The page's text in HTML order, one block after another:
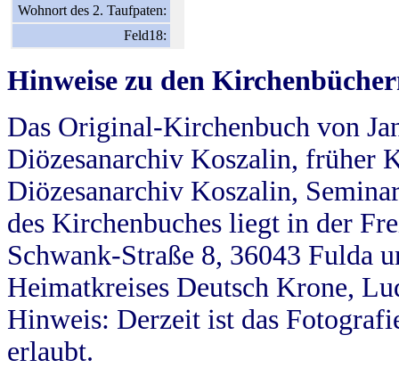
Wohnort des 2. Taufpaten:
Feld18:
Hinweise zu den
Das Original-Kirchenbuch von
Diözesanarchiv Koszalin, früher
Diözesanarchiv Koszalin,
des Kirchenbuches liegt in der
Schwank-Straße 8, 36043 Fulda
Heimatkreises Deutsch Krone,
Hinweis: Derzeit ist das
erlaubt.